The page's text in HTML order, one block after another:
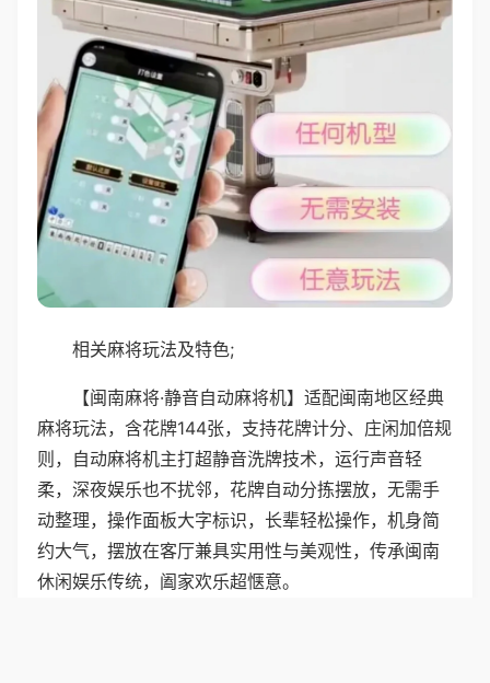
相关麻将玩法及特色;
【闽南麻将·静音自动麻将机】适配闽南地区经典
麻将玩法，含花牌144张，支持花牌计分、庄闲加倍规
则，自动麻将机主打超静音洗牌技术，运行声音轻
柔，深夜娱乐也不扰邻，花牌自动分拣摆放，无需手
动整理，操作面板大字标识，长辈轻松操作，机身简
约大气，摆放在客厅兼具实用性与美观性，传承闽南
休闲娱乐传统，阖家欢乐超惬意。